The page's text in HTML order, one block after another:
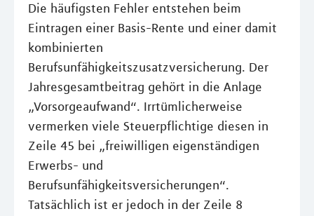
Die häufigsten Fehler entstehen beim
Eintragen einer Basis-Rente und einer damit
kombinierten
Berufsunfähigkeitszusatzversicherung. Der
Jahresgesamtbeitrag gehört in die Anlage
„Vorsorgeaufwand“. Irrtümlicherweise
vermerken viele Steuerpflichtige diesen in
Zeile 45 bei „freiwilligen eigenständigen
Erwerbs- und
Berufsunfähigkeitsversicherungen“.
Tatsächlich ist er jedoch in der Zeile 8